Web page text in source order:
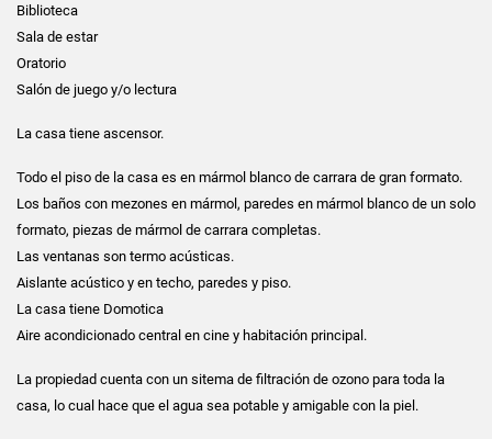
Biblioteca
Sala de estar
Oratorio
Salón de juego y/o lectura
La casa tiene ascensor.
Todo el piso de la casa es en mármol blanco de carrara de gran formato.
Los baños con mezones en mármol, paredes en mármol blanco de un solo
formato, piezas de mármol de carrara completas.
Las ventanas son termo acústicas.
Aislante acústico y en techo, paredes y piso.
La casa tiene Domotica
Aire acondicionado central en cine y habitación principal.
La propiedad cuenta con un sitema de filtración de ozono para toda la
casa, lo cual hace que el agua sea potable y amigable con la piel.